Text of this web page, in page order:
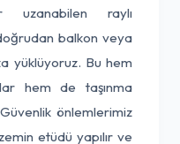
raylı
balkon veya
yüklüyoruz. Bu hem
hem de taşınma
önlemlerimiz
etüdü yapılır ve